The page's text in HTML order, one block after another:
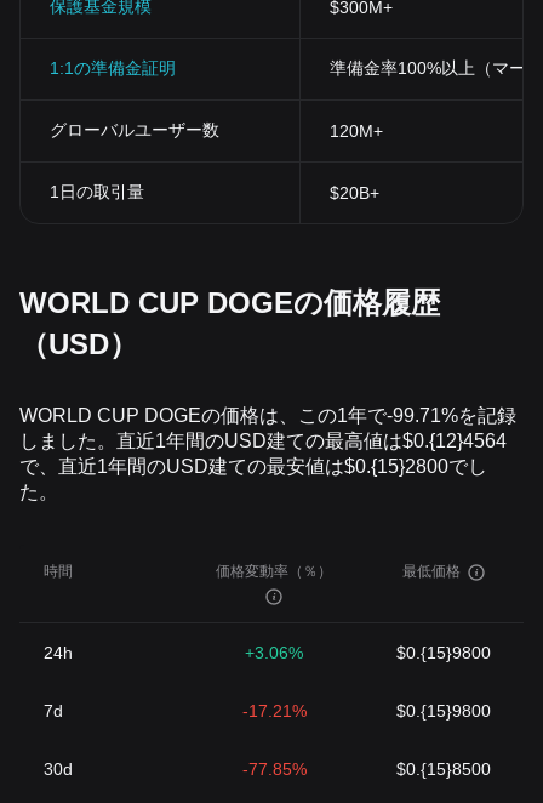
保護基金規模 $300M+
1:1の準備金証明 準備金率100%以上（マー
グローバルユーザー数 120M+
1日の取引量 $20B+
WORLD CUP DOGEの価格履歴
（USD）
WORLD CUP DOGEの価格は、この1年で-99.71%を記録
しました。直近1年間のUSD建ての最高値は$0.{12}4564
で、直近1年間のUSD建ての最安値は$0.{15}2800でし
た。
時間 価格変動率（％） 最低価格
24h +3.06% $0.{15}9800
7d -17.21% $0.{15}9800
30d -77.85% $0.{15}8500